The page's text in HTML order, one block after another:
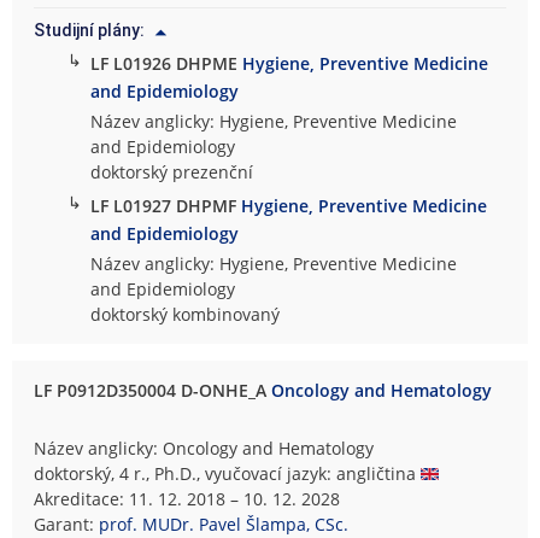
Studijní plány:
↳ LF L01926 DHPME Hygiene, Preventive Medicine
and Epidemiology
Název anglicky: Hygiene, Preventive Medicine
and Epidemiology
doktorský prezenční
↳ LF L01927 DHPMF Hygiene, Preventive Medicine
and Epidemiology
Název anglicky: Hygiene, Preventive Medicine
and Epidemiology
doktorský kombinovaný
LF P0912D350004 D-ONHE_AOncology and Hematology
Název anglicky: Oncology and Hematology
doktorský, 4 r., Ph.D., vyučovací jazyk: angličtina
Akreditace: 11. 12. 2018 – 10. 12. 2028
Garant: prof. MUDr. Pavel Šlampa, CSc.